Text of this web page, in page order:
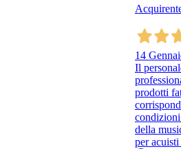
14
Il
prodotti
della
per